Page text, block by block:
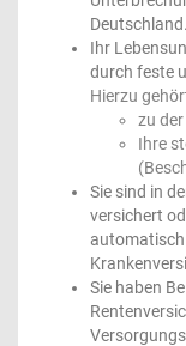
Deutschland.
Ihr
durch feste
Hierzu
zu
Ihre
Sie sind in
versichert
Sie haben